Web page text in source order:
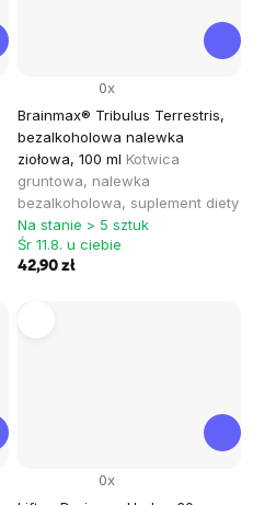
Brainmax® Tribulus Terrestris,
bezalkoholowa nalewka
ziołowa, 100 ml Kotwica
gruntowa, nalewka
bezalkoholowa, suplement diety
0x
Na stanie > 5 sztuk
Śr 11.8. u ciebie
42,90 zł
0x